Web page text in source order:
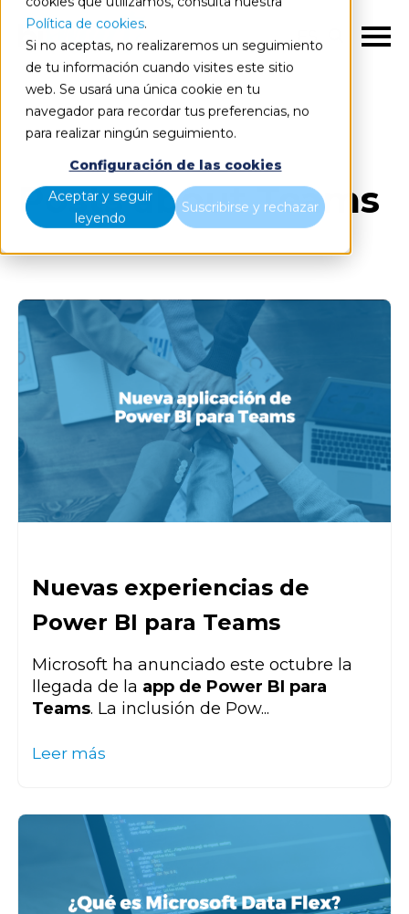
Política de cookies.
Si no aceptas, no realizaremos un seguimiento
de tu información cuando visites este sitio
web. Se usará una única cookie en tu
navegador para recordar tus preferencias, no
para realizar ningún seguimiento.
Configuración de las cookies
Aceptar y seguir
leyendo
Suscribirse y rechazar
ES
Blog Todos los artículos
Posts about Teams
Nuevas experiencias de
Power BI para Teams
Microsoft ha anunciado este octubre la
llegada de la app de Power BI para
Teams. La inclusión de Pow...
Leer más